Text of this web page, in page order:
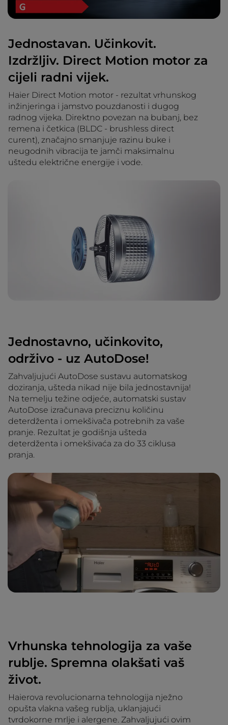
Jednostavan. Učinkovit.
Izdržljiv. Direct Motion motor za
cijeli radni vijek.
Haier Direct Motion motor - rezultat vrhunskog
inžinjeringa i jamstvo pouzdanosti i dugog
radnog vijeka. Direktno povezan na bubanj, bez
remena i četkica (BLDC - brushless direct
curent), značajno smanjuje razinu buke i
neugodnih vibracija te jamči maksimalnu
uštedu električne energije i vode.
Jednostavno, učinkovito,
održivo - uz AutoDose!
Zahvaljujući AutoDose sustavu automatskog
doziranja, ušteda nikad nije bila jednostavnija!
Na temelju težine odjeće, automatski sustav
AutoDose izračunava preciznu količinu
deterdženta i omekšivača potrebnih za vaše
pranje. Rezultat je godišnja ušteda
deterdženta i omekšivaća za do 33 ciklusa
pranja.
Vrhunska tehnologija za vaše
rublje. Spremna olakšati vaš
život.
Haierova revolucionarna tehnologija nježno
opušta vlakna vašeg rublja, uklanjajući
tvrdokorne mrlje i alergene. Zahvaljujući ovim